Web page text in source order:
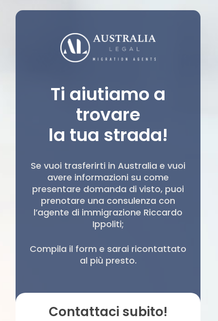
Ti aiutiamo a
trovare
la tua strada!
Se vuoi trasferirti in Australia e vuoi
avere informazioni su come
presentare domanda di visto, puoi
prenotare una consulenza con
l’agente di immigrazione Riccardo
Ippoliti;
Compila il form e sarai ricontattato
al più presto.
Contattaci subito!